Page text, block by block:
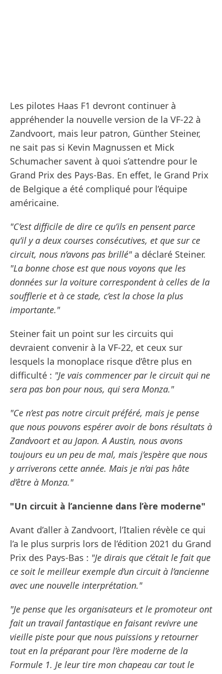
Les pilotes Haas F1 devront continuer à
appréhender la nouvelle version de la VF-22 à
Zandvoort, mais leur patron, Günther Steiner,
ne sait pas si Kevin Magnussen et Mick
Schumacher savent à quoi s’attendre pour le
Grand Prix des Pays-Bas. En effet, le Grand Prix
de Belgique a été compliqué pour l’équipe
américaine.
"C’est difficile de dire ce qu’ils en pensent parce
qu’il y a deux courses consécutives, et que sur ce
circuit, nous n’avons pas brillé"a déclaré Steiner.
"La bonne chose est que nous voyons que les
données sur la voiture correspondent à celles de la
soufflerie et à ce stade, c’est la chose la plus
importante."
Steiner fait un point sur les circuits qui
devraient convenir à la VF-22, et ceux sur
lesquels la monoplace risque d’être plus en
difficulté : "Je vais commencer par le circuit qui ne
sera pas bon pour nous, qui sera Monza."
"Ce n’est pas notre circuit préféré, mais je pense
que nous pouvons espérer avoir de bons résultats à
Zandvoort et au Japon. A Austin, nous avons
toujours eu un peu de mal, mais j’espère que nous
y arriverons cette année. Mais je n’ai pas hâte
d’être à Monza."
"Un circuit à l’ancienne dans l’ère moderne"
Avant d’aller à Zandvoort, l’Italien révèle ce qui
l’a le plus surpris lors de l’édition 2021 du Grand
Prix des Pays-Bas : "Je dirais que c’était le fait que
ce soit le meilleur exemple d’un circuit à l’ancienne
avec une nouvelle interprétation."
"Je pense que les organisateurs et le promoteur ont
fait un travail fantastique en faisant revivre une
vieille piste pour que nous puissions y retourner
tout en la préparant pour l’ère moderne de la
Formule 1. Je leur tire mon chapeau car tout le